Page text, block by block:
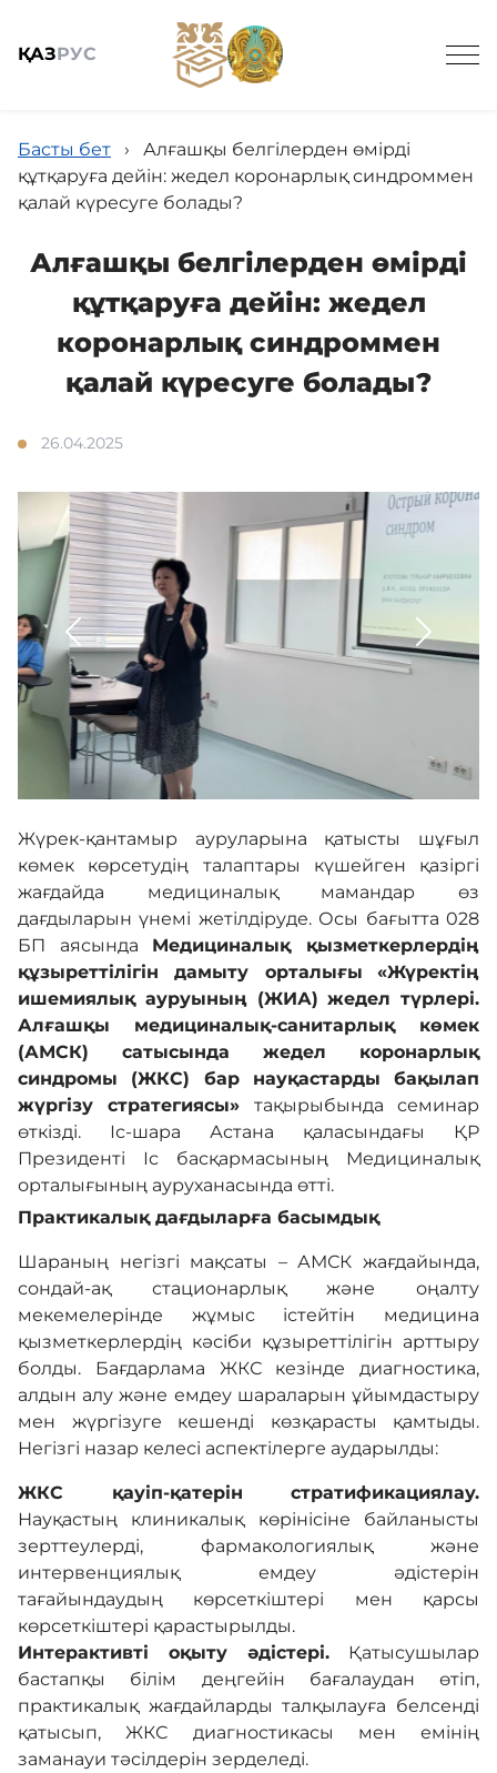
ҚАЗРУС
Жалпы мәлімет
Әділдік алаңы
Корпоративтік мәдениет
Адалдық алаңы
Бірыңғай сөздік
Нашар көретіндерге
арналған нұсқа
Басты бет ›
Алғашқы белгілерден өмірді
құтқаруға дейін: жедел коронарлық синдроммен
қалай күресуге болады?
Алғашқы белгілерден өмірді
құтқаруға дейін: жедел
коронарлық синдроммен
қалай күресуге болады?
26.04.2025
Жүрек-қантамыр ауруларына қатысты шұғыл
көмек көрсетудің талаптары күшейген қазіргі
жағдайда медициналық мамандар өз
дағдыларын үнемі жетілдіруде. Осы бағытта 028
БП аясында Медициналық қызметкерлердің
құзыреттілігін дамыту орталығы
«Жүректің
ишемиялық ауруының (ЖИА) жедел түрлері.
Алғашқы медициналық-санитарлық көмек
(АМСК) сатысында жедел коронарлық
синдромы (ЖКС) бар науқастарды бақылап
жүргізу стратегиясы» тақырыбында семинар
өткізді. Іс-шара Астана қаласындағы ҚР
Президенті Іс басқармасының Медициналық
орталығының ауруханасында өтті.
Практикалық дағдыларға басымдық
Шараның негізгі мақсаты – АМСК жағдайында,
сондай-ақ стационарлық және оңалту
мекемелерінде жұмыс істейтін медицина
қызметкерлердің кәсіби құзыреттілігін арттыру
болды. Бағдарлама ЖКС кезінде диагностика,
алдын алу және емдеу шараларын ұйымдастыру
мен жүргізуге кешенді көзқарасты қамтыды.
Негізгі назар келесі аспектілерге аударылды:
ЖКС қауіп-қатерін стратификациялау.
Науқастың клиникалық көрінісіне байланысты
зерттеулерді, фармакологиялық және
интервенциялық емдеу әдістерін
тағайындаудың көрсеткіштері мен қарсы
көрсеткіштері қарастырылды.
Интерактивті оқыту әдістері. Қатысушылар
бастапқы білім деңгейін бағалаудан өтіп,
практикалық жағдайларды талқылауға белсенді
қатысып, ЖКС диагностикасы мен емінің
заманауи тәсілдерін зерделеді.